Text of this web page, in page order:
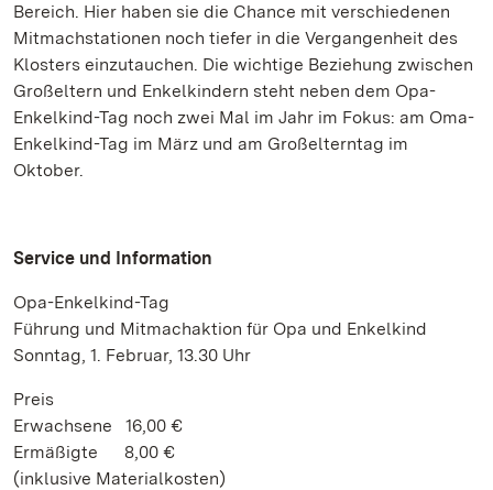
Bereich. Hier haben sie die Chance mit verschiedenen
Mitmachstationen noch tiefer in die Vergangenheit des
Klosters einzutauchen. Die wichtige Beziehung zwischen
Großeltern und Enkelkindern steht neben dem Opa-
Enkelkind-Tag noch zwei Mal im Jahr im Fokus: am Oma-
Enkelkind-Tag im März und am Großelterntag im
Oktober.
Service und Information
Opa-Enkelkind-Tag
Führung und Mitmachaktion für Opa und Enkelkind
Sonntag, 1. Februar, 13.30 Uhr
Preis
Erwachsene 16,00 €
Ermäßigte 8,00 €
(inklusive Materialkosten)